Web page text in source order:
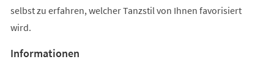
selbst zu erfahren, welcher Tanzstil von Ihnen favorisiert
wird.
Informationen